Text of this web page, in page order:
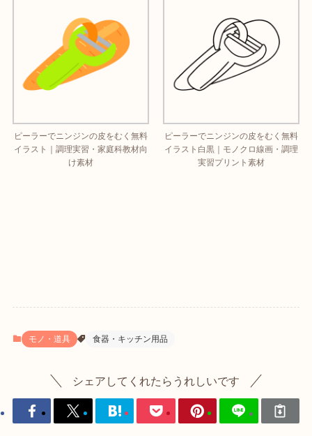
ピーラーでニンジンの皮をむく無料
イラスト｜調理実習・家庭科教材向
け素材
ピーラーでニンジンの皮をむく無料
イラスト白黒｜モノクロ線画・調理
実習プリント素材
モノ・道具 食器・キッチン用品
シェアしてくれたらうれしいです